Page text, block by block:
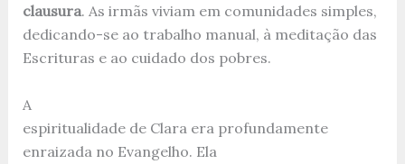
clausura. As irmãs viviam em comunidades simples,
dedicando-se ao trabalho manual, à meditação das
Escrituras e ao cuidado dos pobres.
A
espiritualidade de Clara era profundamente
enraizada no Evangelho. Ela